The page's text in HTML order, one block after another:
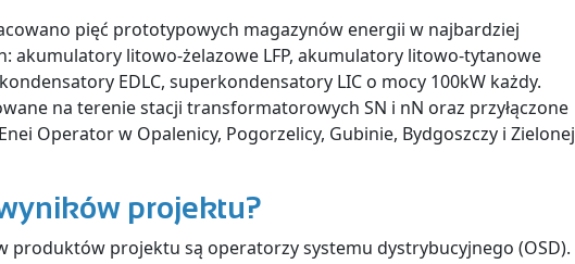
pięć prototypowych magazynów energii w najbardziej
akumulatory litowo-żelazowe LFP, akumulatory litowo-tytanowe
EDLC, superkondensatory LIC o mocy 100kW każdy.
na terenie stacji transformatorowych SN i nN oraz przyłączone
Operator w Opalenicy, Pogorzelicy, Gubinie, Bydgoszczy i Zielonej
projektu?
produktów projektu są operatorzy systemu dystrybucyjnego (OSD).